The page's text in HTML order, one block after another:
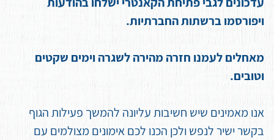
ויפורסמו ברשתות החברתיות.
מאחלים לעמנו חזרה מהירה לשגרה וימים שקטים
וטובים.
אנו מאמינים שיש חשיבות עליונה להמשך פעילות הגוף
בקשר ישיר לנפש ולכן הכנו לכם אימונים מצולמים עם